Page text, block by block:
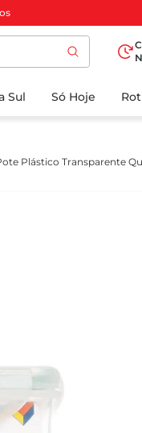
Sul Só Hoje
Plástico Transparente